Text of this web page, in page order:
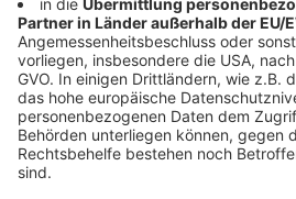
Verpass' nichts mehr mit
ANTENNE Rock-
Interviews, Quizspaß oder
wir informieren
Zum Newsletter